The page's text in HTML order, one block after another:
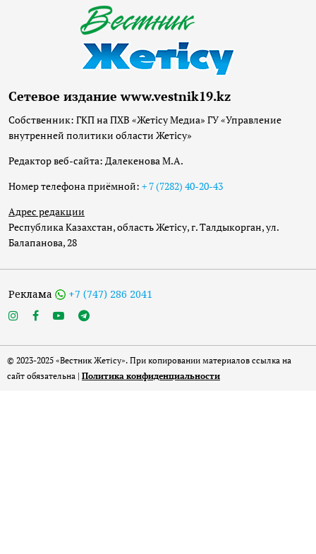
Сетевое издание www.vestnik19.kz
Собственник: ГКП на ПХВ «Жетісу Медиа» ГУ «Управление
внутренней политики области Жетісу»
Редактор веб-сайта: Далекенова М.А.
Номер телефона приёмной: + 7 (7282) 40-20-43
Адрес редакции
Республика Казахстан, область Жетісу, г. Талдыкорган, ул.
Балапанова, 28
Реклама +7 (747) 286 2041
© 2023-2025 «Вестник Жетісу». При копировании материалов ссылка на
сайт обязательна | Политика конфиденциальности